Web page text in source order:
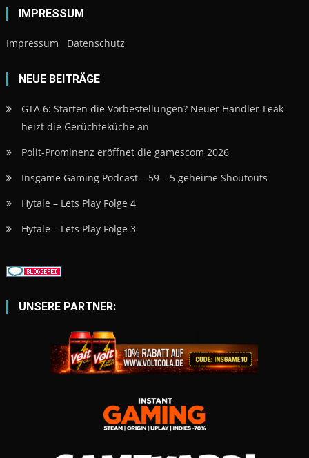
IMPRESSUM
Impressum Datenschutz
NEUE BEITRÄGE
GTA 6: Starten die Vorbestellungen? Neuer Händler-Leak
heizt die Gerüchteküche an
Polit-Prominenz eröffnet die gamescom 2026
Insgame Gaming Podcast – 59 – 5 geheime Shoutouts
Hytale – Lets Play Folge 4
Hytale – Lets Play Folge 3
UNSERE PARTNER: